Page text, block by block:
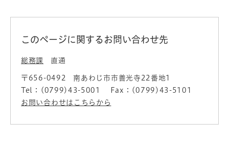
このページに関するお問い合わせ先
総務課 直通
〒656-0492
南あわじ市市善光寺22番地1
Tel：(0799)43-5001
Fax：(0799)43-5101
お問い合わせはこちらから